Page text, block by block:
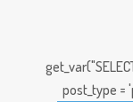
post_type =